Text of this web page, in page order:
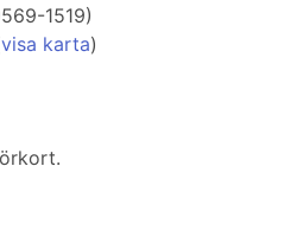
1519)
visa karta)